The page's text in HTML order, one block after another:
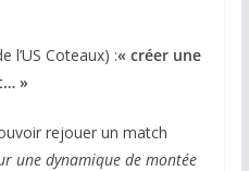
l’US Coteaux) :« créer une
»
rejouer un match
une dynamique de montée